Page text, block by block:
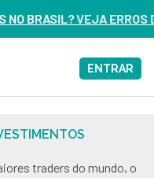
3 DELES – ASSISTA
ENTRAR
traders do mundo, o